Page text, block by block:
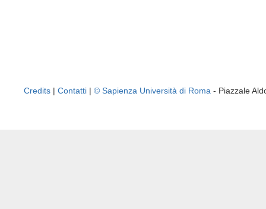
Credits | Contatti | © Sapienza Università di Roma - Piazzale